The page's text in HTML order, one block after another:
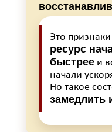
Это признаки
ресурс
быстрее и
начали
Но такое
замедлить